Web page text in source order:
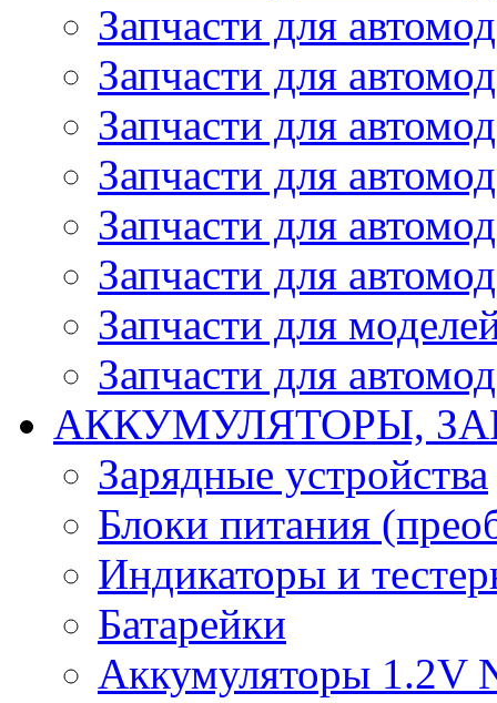
Запчасти для
Запчасти для
Запчасти для
Запчасти для
Запчасти для
Запчасти для
Запчасти для
Запчасти для
АККУМУЛЯТОРЫ,
Зарядные устройства
Блоки питания
Индикаторы и
Батарейки
Аккумуляторы 1.2V